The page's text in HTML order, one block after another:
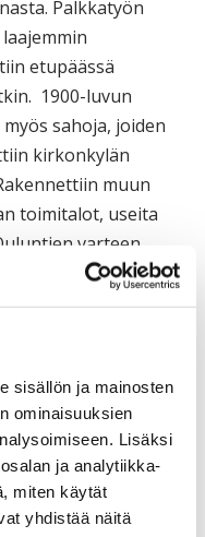
sisällön ja mainosten
ominaisuuksien
Lisäksi
ja analytiikka-
miten käytät
yhdistää näitä
Palkkatyön
etupäässä
1900-luvun
sahoja, joiden
kirkonkylän
muun
toimitalot, useita
varteen,
ruotsalaisen
ja paljon muuta.
saakka muusta
vieraita kävi
jälkeen, kun
Ouluun
Kun myös